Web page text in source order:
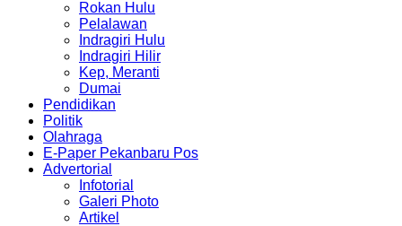
Rokan Hulu
Pelalawan
Indragiri Hulu
Indragiri Hilir
Kep, Meranti
Dumai
Pendidikan
Politik
Olahraga
E-Paper Pekanbaru Pos
Advertorial
Infotorial
Galeri Photo
Artikel